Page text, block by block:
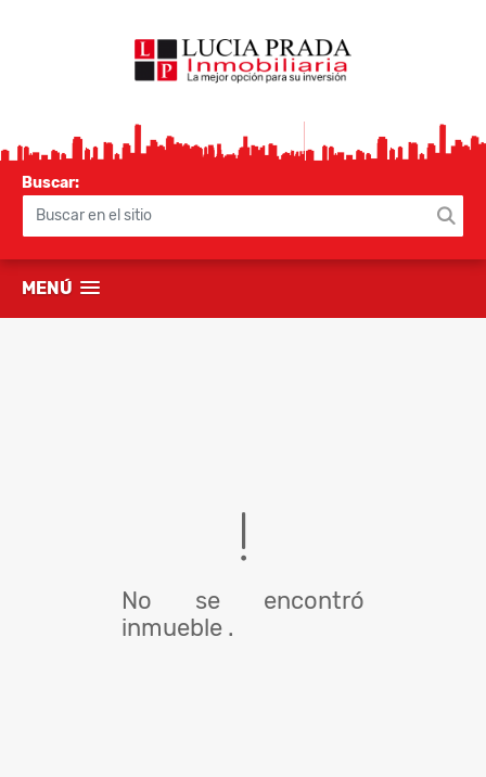
Buscar:
MENÚ
No se encontró
inmueble .